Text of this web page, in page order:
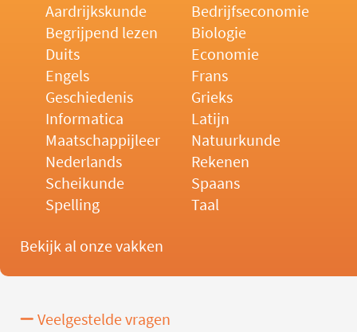
Aardrijkskunde
Bedrijfseconomie
Begrijpend lezen
Biologie
Duits
Economie
Engels
Frans
Geschiedenis
Grieks
Informatica
Latijn
Maatschappijleer
Natuurkunde
Nederlands
Rekenen
Scheikunde
Spaans
Spelling
Taal
Bekijk al onze vakken
Veelgestelde vragen